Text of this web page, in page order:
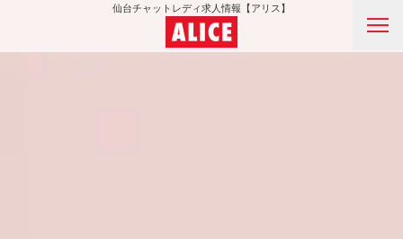
仙台チャットレディ求人情報【アリス】